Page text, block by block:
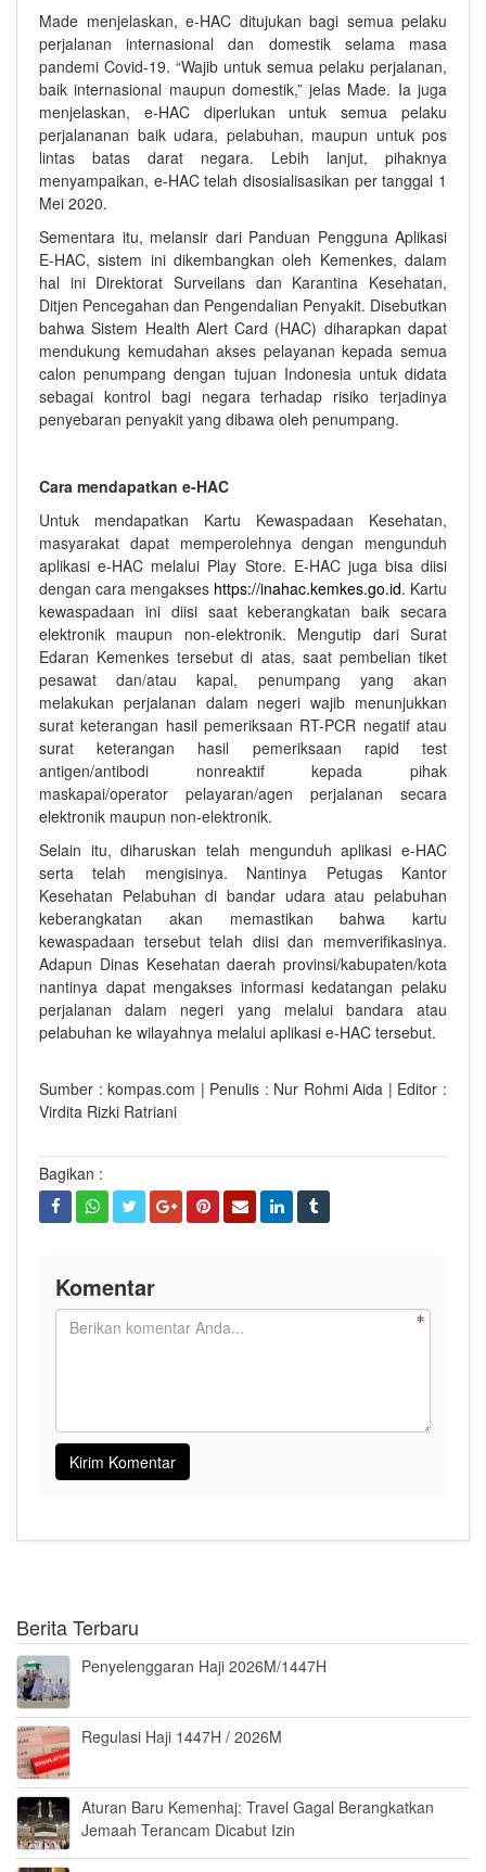
Made menjelaskan, e-HAC ditujukan bagi semua pelaku
perjalanan internasional dan domestik selama masa
pandemi Covid-19. “Wajib untuk semua pelaku perjalanan,
baik internasional maupun domestik,” jelas Made. Ia juga
menjelaskan, e-HAC diperlukan untuk semua pelaku
perjalananan baik udara, pelabuhan, maupun untuk pos
lintas batas darat negara. Lebih lanjut, pihaknya
menyampaikan, e-HAC telah disosialisasikan per tanggal 1
Mei 2020.
Sementara itu, melansir dari Panduan Pengguna Aplikasi
E-HAC, sistem ini dikembangkan oleh Kemenkes, dalam
hal ini Direktorat Surveilans dan Karantina Kesehatan,
Ditjen Pencegahan dan Pengendalian Penyakit. Disebutkan
bahwa Sistem Health Alert Card (HAC) diharapkan dapat
mendukung kemudahan akses pelayanan kepada semua
calon penumpang dengan tujuan Indonesia untuk didata
sebagai kontrol bagi negara terhadap risiko terjadinya
penyebaran penyakit yang dibawa oleh penumpang.
Cara mendapatkan e-HAC
Untuk mendapatkan Kartu Kewaspadaan Kesehatan,
masyarakat dapat memperolehnya dengan mengunduh
aplikasi e-HAC melalui Play Store. E-HAC juga bisa diisi
dengan cara mengakses https://inahac.kemkes.go.id. Kartu
kewaspadaan ini diisi saat keberangkatan baik secara
elektronik maupun non-elektronik. Mengutip dari Surat
Edaran Kemenkes tersebut di atas, saat pembelian tiket
pesawat dan/atau kapal, penumpang yang akan
melakukan perjalanan dalam negeri wajib menunjukkan
surat keterangan hasil pemeriksaan RT-PCR negatif atau
surat keterangan hasil pemeriksaan rapid test
antigen/antibodi nonreaktif kepada pihak
maskapai/operator pelayaran/agen perjalanan secara
elektronik maupun non-elektronik.
Selain itu, diharuskan telah mengunduh aplikasi e-HAC
serta telah mengisinya. Nantinya Petugas Kantor
Kesehatan Pelabuhan di bandar udara atau pelabuhan
keberangkatan akan memastikan bahwa kartu
kewaspadaan tersebut telah diisi dan memverifikasinya.
Adapun Dinas Kesehatan daerah provinsi/kabupaten/kota
nantinya dapat mengakses informasi kedatangan pelaku
perjalanan dalam negeri yang melalui bandara atau
pelabuhan ke wilayahnya melalui aplikasi e-HAC tersebut.
Sumber : kompas.com | Penulis : Nur Rohmi Aida | Editor :
Virdita Rizki Ratriani
Bagikan :
Komentar
Berita Terbaru
Penyelenggaran Haji 2026M/1447H
Regulasi Haji 1447H / 2026M
Aturan Baru Kemenhaj: Travel Gagal Berangkatkan
Jemaah Terancam Dicabut Izin